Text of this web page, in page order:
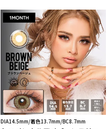
DIA14.5mm/着色13.7mm/BC8.7mm